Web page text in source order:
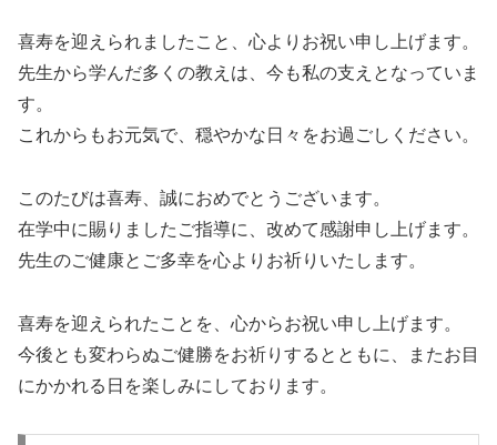
喜寿を迎えられましたこと、心よりお祝い申し上げます。
先生から学んだ多くの教えは、今も私の支えとなっていま
す。
これからもお元気で、穏やかな日々をお過ごしください。
このたびは喜寿、誠におめでとうございます。
在学中に賜りましたご指導に、改めて感謝申し上げます。
先生のご健康とご多幸を心よりお祈りいたします。
喜寿を迎えられたことを、心からお祝い申し上げます。
今後とも変わらぬご健勝をお祈りするとともに、またお目
にかかれる日を楽しみにしております。